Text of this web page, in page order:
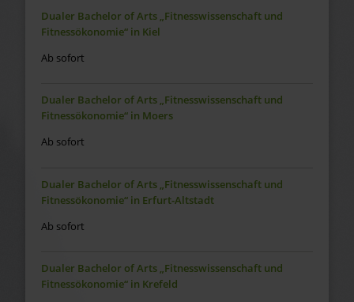
Dualer Bachelor of Arts „Fitnesswissenschaft und
Fitnessökonomie“ in Kiel
Ab sofort
Dualer Bachelor of Arts „Fitnesswissenschaft und
Fitnessökonomie“ in Moers
Ab sofort
Dualer Bachelor of Arts „Fitnesswissenschaft und
Fitnessökonomie“ in Erfurt-Altstadt
Ab sofort
Dualer Bachelor of Arts „Fitnesswissenschaft und
Fitnessökonomie“ in Krefeld